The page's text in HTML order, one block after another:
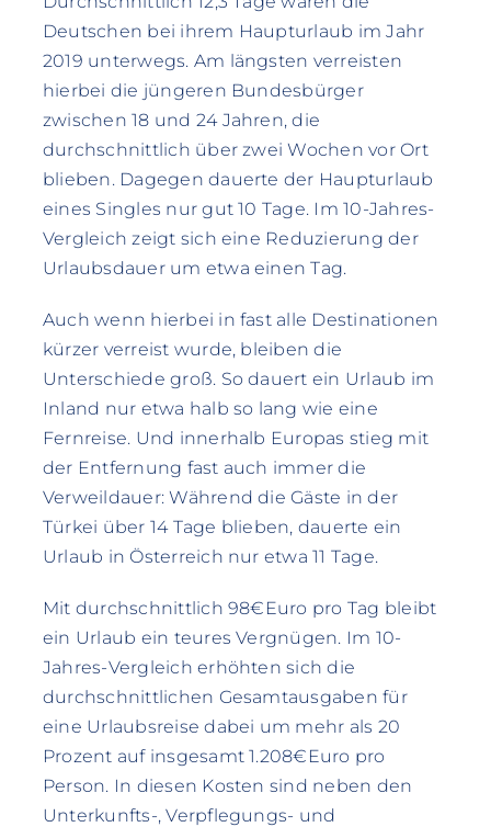
Deutschen bei ihrem Haupturlaub im Jahr
2019 unterwegs. Am längsten verreisten
hierbei die jüngeren Bundesbürger
zwischen 18 und 24 Jahren, die
durchschnittlich über zwei Wochen vor Ort
blieben. Dagegen dauerte der Haupturlaub
eines Singles nur gut 10 Tage. Im 10-Jahres-
Vergleich zeigt sich eine Reduzierung der
Urlaubsdauer um etwa einen Tag.
Auch wenn hierbei in fast alle Destinationen
kürzer verreist wurde, bleiben die
Unterschiede groß. So dauert ein Urlaub im
Inland nur etwa halb so lang wie eine
Fernreise. Und innerhalb Europas stieg mit
der Entfernung fast auch immer die
Verweildauer: Während die Gäste in der
Türkei über 14 Tage blieben, dauerte ein
Urlaub in Österreich nur etwa 11 Tage.
Mit durchschnittlich 98€Euro pro Tag bleibt
ein Urlaub ein teures Vergnügen. Im 10-
Jahres-Vergleich erhöhten sich die
durchschnittlichen Gesamtausgaben für
eine Urlaubsreise dabei um mehr als 20
Prozent auf insgesamt 1.208€Euro pro
Person. In diesen Kosten sind neben den
Unterkunfts-, Verpflegungs- und